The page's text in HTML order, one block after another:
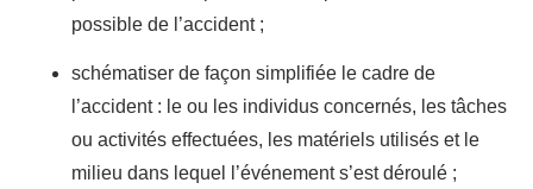
possible de l’accident ;
schématiser de façon simplifiée le cadre de
l’accident : le ou les individus concernés, les tâches
ou activités effectuées, les matériels utilisés et le
milieu dans lequel l’événement s’est déroulé ;